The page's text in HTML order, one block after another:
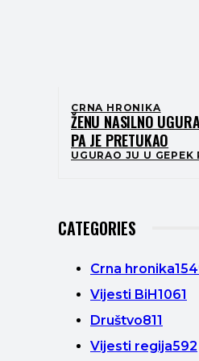
CRNA HRONIKA
ŽENU NASILNO
PA JE PRETUKAO
UGURAO JU U GEPEK
CATEGORIES
Crna hronika
Vijesti BiH1061
Društvo811
Vijesti regija592